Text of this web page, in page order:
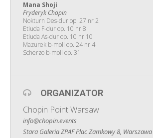
Mana Shoji
Fryderyk Chopin
Nokturn Des-dur op. 27 nr 2
Etiuda F-dur op. 10 nr 8
Etiuda As-dur op. 10 nr 10
Mazurek b-moll op. 24 nr 4
Scherzo b-moll op. 31
ORGANIZATOR
Chopin Point Warsaw
info@chopin.events
Stara Galeria ZPAF Plac Zamkowy 8, Warszawa